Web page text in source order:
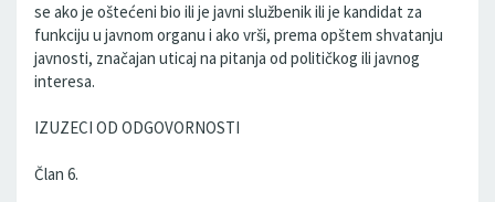
se ako je oštećeni bio ili je javni službenik ili je kandidat za
funkciju u javnom organu i ako vrši, prema opštem shvatanju
javnosti, značajan uticaj na pitanja od političkog ili javnog
interesa.
IZUZECI OD ODGOVORNOSTI
Član 6.